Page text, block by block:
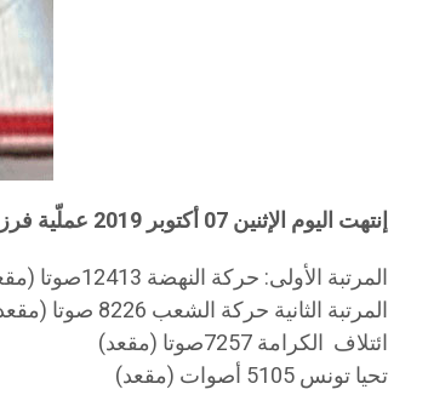
إنتهت اليوم الإثنين 07 أكتوبر 2019 عملّية فرز الأصوات في الإنتخابات التشريعية 2019 بدائرة قبلي، وأسفرت عن النتائج الأولية التالية:
المرتبة الأولى: حركة النهضة 12413صوتا (مقعدين إثنين)
المرتبة الثانية حركة الشعب 8226 صوتا (مقعد)
ائتلاف الكرامة 7257صوتا (مقعد)
تحيا تونس 5105 أصوات (مقعد)